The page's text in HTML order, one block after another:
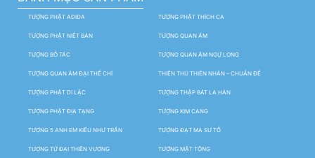
TƯỢNG PHẬT ADIDA TƯỢNG PHẬT THÍCH CA
TƯỢNG PHẬT NIẾT BÀN TƯỢNG QUAN ÂM
TƯỢNG BỒ TÁC TƯỢNG QUAN ÂM NGỰ LONG
TƯỢNG QUAN ÂM ĐẠI THẾ CHÍ THIÊN THỦ THIÊN NHÃN – CHUẨN ĐỀ
TƯỢNG PHẬT DI LẶC TƯỢNG THẬP BÁT LA HÁN
TƯỢNG PHẬT ĐỊA TẠNG TƯỢNG KIM CANG
TƯỢNG 5 ANH EM KIỀU NHƯ TRẦN TƯỢNG ĐẠT MA SƯ TỔ
TƯỢNG TỨ ĐẠI THIÊN VƯƠNG TƯỢNG MẬT TÔNG